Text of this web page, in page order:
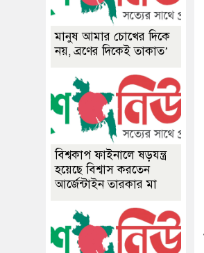
মানুষ আমার চোখের দিকে
নয়, ব্রণের দিকেই তাকাত’
বিশ্বকাপ ফাইনালে ষড়যন্ত্র
হয়েছে বিশ্বাস করতেন
আর্জেন্টাইন তারকার মা